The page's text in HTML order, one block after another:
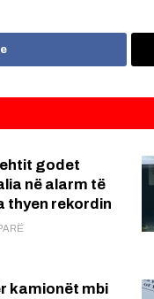
godet
në alarm të
thyen rekordin
kamionët mbi